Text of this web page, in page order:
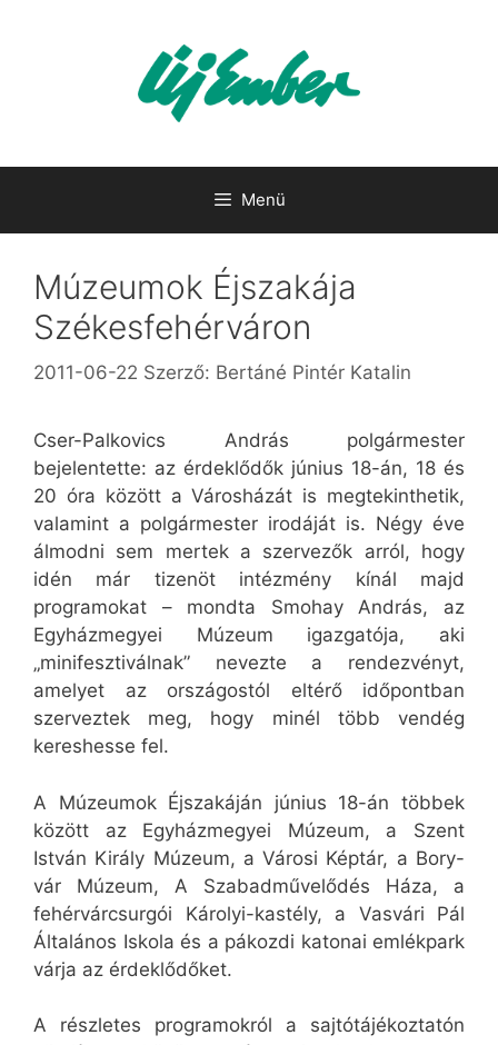
Menü
Múzeumok Éjszakája
Székesfehérváron
2011-06-22 Szerző: Bertáné Pintér Katalin
Cser-Palkovics András polgármester
bejelentette: az érdeklődők június 18-án, 18 és
20 óra között a Városházát is megtekinthetik,
valamint a polgármester irodáját is. Négy éve
álmodni sem mertek a szervezők arról, hogy
idén már tizenöt intézmény kínál majd
programokat – mondta Smohay András, az
Egyházmegyei Múzeum igazgatója, aki
„minifesztiválnak” nevezte a rendezvényt,
amelyet az országostól eltérő időpontban
szerveztek meg, hogy minél több vendég
kereshesse fel.
A Múzeumok Éjszakáján június 18-án többek
között az Egyházmegyei Múzeum, a Szent
István Király Múzeum, a Városi Képtár, a Bory-
vár Múzeum, A Szabadművelődés Háza, a
fehérvárcsurgói Károlyi-kastély, a Vasvári Pál
Általános Iskola és a pákozdi katonai emlékpark
várja az érdeklődőket.
A részletes programokról a sajtótájékoztatón